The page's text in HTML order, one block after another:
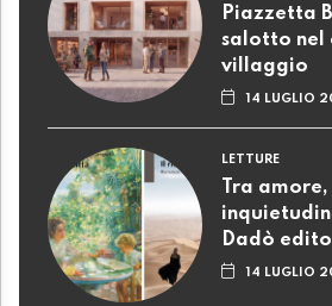
Piazzetta
salotto nel
villaggio
14 LUGLIO
LETTURE
Tra
Dadò
14 LUGLIO